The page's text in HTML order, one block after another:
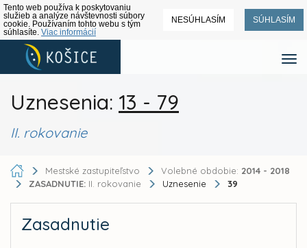
Tento web používa k poskytovaniu
služieb a analýze návštevnosti súbory
cookie. Používaním tohto webu s tým
súhlasíte. Viac informácií
NESÚHLASÍM SÚHLASÍM
Uznesenia: 13 - 79
II. rokovanie
Mestské zastupiteľstvo Volebné obdobie: 2014 - 2018
ZASADNUTIE: II. rokovanie Uznesenie 39
Zasadnutie